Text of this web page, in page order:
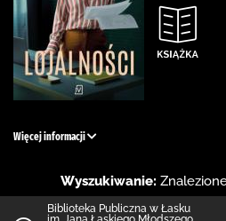
Więcej informacji
Wyszukiwanie:
Biblioteka Publiczna w Łasku